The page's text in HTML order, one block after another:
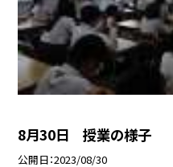
8月30日 授業の様子
公開日 2023/08/30